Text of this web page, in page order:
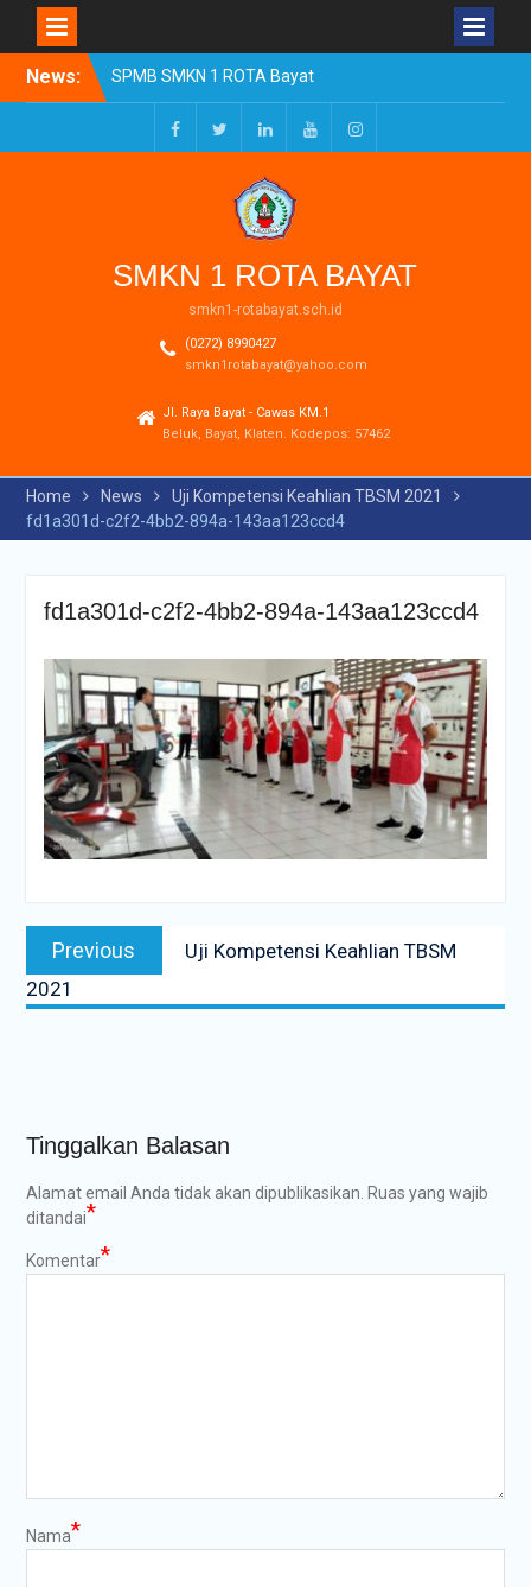
News:
SPMB SMKN 1 ROTA Bayat
Tahun Ajaran 2026/2027
Resmi Dibuka
Pengumuman Kelulusan
Tahun Ajaran 2025-2026
Realisasi Dana BOSP
Reguler Tahap 1 Tahun
FacebookTwitterLinkedInYoutubeInstagram
SMKN 1 ROTA BAYAT
smkn1-rotabayat.sch.id
(0272) 8990427
smkn1rotabayat@yahoo.com
Jl. Raya Bayat - Cawas KM.1
Beluk, Bayat, Klaten. Kodepos: 57462
Home News
Uji Kompetensi Keahlian TBSM 2021
fd1a301d-c2f2-4bb2-894a-143aa123ccd4
fd1a301d-c2f2-4bb2-894a-143aa123ccd4
Navigasi
posPrevious
post:
Uji Kompetensi Keahlian TBSM
2021
Tinggalkan Balasan
Alamat email Anda tidak akan dipublikasikan. Ruas yang wajib
ditandai*
Komentar*
Nama*